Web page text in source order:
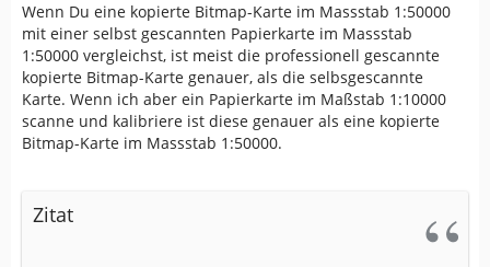
Wenn Du eine kopierte Bitmap-Karte im Massstab 1:50000
mit einer selbst gescannten Papierkarte im Massstab
1:50000 vergleichst, ist meist die professionell gescannte
kopierte Bitmap-Karte genauer, als die selbsgescannte
Karte. Wenn ich aber ein Papierkarte im Maßstab 1:10000
scanne und kalibriere ist diese genauer als eine kopierte
Bitmap-Karte im Massstab 1:50000.
Zitat